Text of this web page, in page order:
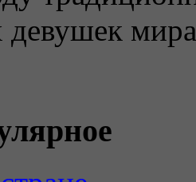
девушек мира